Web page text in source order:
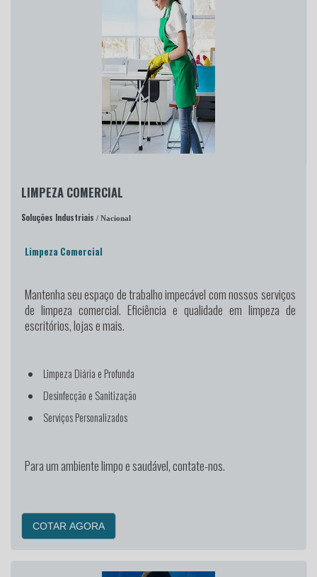
LIMPEZA COMERCIAL
Soluções Industriais / Nacional
Limpeza Comercial
Mantenha seu espaço de trabalho impecável com nossos serviços
de limpeza comercial. Eficiência e qualidade em limpeza de
escritórios, lojas e mais.
Limpeza Diária e Profunda
Desinfecção e Sanitização
Serviços Personalizados
Para um ambiente limpo e saudável, contate-nos.
COTAR AGORA